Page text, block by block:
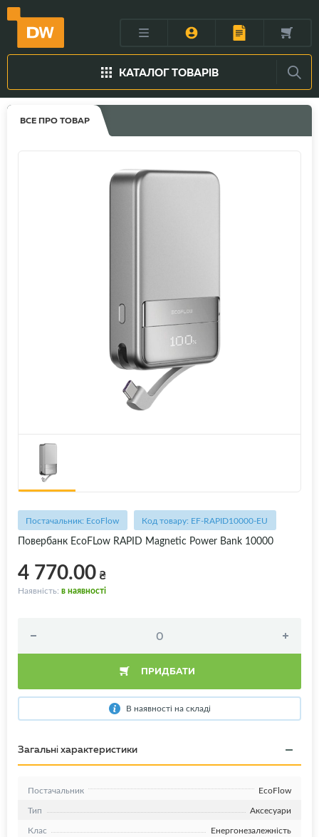
КАТАЛОГ ТОВАРІВ
ВСЕ ПРО ТОВАР
Постачальник: EcoFlow Код товару: EF-RAPID10000-EU
Повербанк EcoFLow RAPID Magnetic Power Bank 10000
4 770.00₴
Наявність: в наявності
ПРИДБАТИ
В наявності на складі
Загальні характеристики
Постачальник
EcoFlow
Тип
Аксесуари
Клас
Енергонезалежність